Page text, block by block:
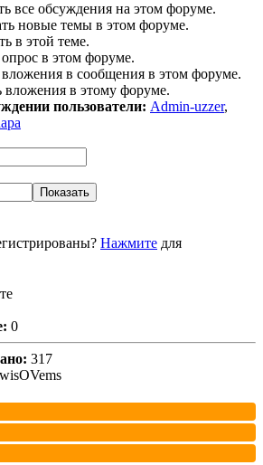
все обсуждения на этом форуме.
новые темы в этом форуме.
в этой теме.
опрос в этом форуме.
вложения в сообщения в этом форуме.
вложения в этому форуме.
пользователи: Admin-uzzer,
Показать
Нажмите для
0
317